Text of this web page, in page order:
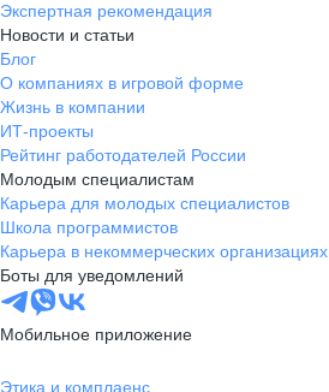
Экспертная рекомендация
Новости и статьи
Блог
О компаниях в игровой форме
Жизнь в компании
ИТ-проекты
Рейтинг работодателей России
Молодым специалистам
Карьера для молодых специалистов
Школа программистов
Карьера в некоммерческих организациях
Боты для уведомлений
Мобильное приложение
Этика и комплаенс